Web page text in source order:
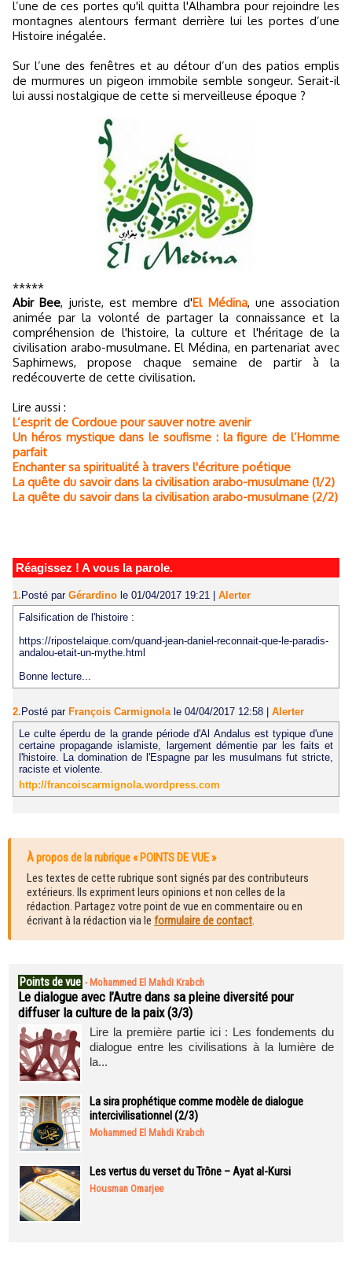
l’une de ces portes qu'il quitta l'Alhambra pour rejoindre les
montagnes alentours fermant derrière lui les portes d’une
Histoire inégalée.
Sur l’une des fenêtres et au détour d’un des patios emplis
de murmures un pigeon immobile semble songeur. Serait-il
lui aussi nostalgique de cette si merveilleuse époque ?
*****
Abir Bee, juriste, est membre d'El Médina, une association
animée par la volonté de partager la connaissance et la
compréhension de l'histoire, la culture et l'héritage de la
civilisation arabo-musulmane. El Médina, en partenariat avec
Saphirnews, propose chaque semaine de partir à la
redécouverte de cette civilisation.
Lire aussi :
L’esprit de Cordoue pour sauver notre avenir
Un héros mystique dans le soufisme : la figure de l’Homme
parfait
Enchanter sa spiritualité à travers l'écriture poétique
La quête du savoir dans la civilisation arabo-musulmane (1/2)
La quête du savoir dans la civilisation arabo-musulmane (2/2)
Réagissez ! A vous la parole.
1. Posté par Gérardino le 01/04/2017 19:21
Alerter
Falsification de l'histoire :
https://ripostelaique.com/quand-jean-daniel-reconnait-que-le-paradis-
andalou-etait-un-mythe.html
Bonne lecture...
2. Posté par François Carmignola le 04/04/2017 12:58
Alerter
Le culte éperdu de la grande période d'Al Andalus est typique d'une
certaine propagande islamiste, largement démentie par les faits et
l'histoire. La domination de l'Espagne par les musulmans fut stricte,
raciste et violente.
http://francoiscarmignola.wordpress.com
À propos de la rubrique « POINTS DE VUE »
Les textes de cette rubrique sont signés par des contributeurs
extérieurs. Ils expriment leurs opinions et non celles de la
rédaction. Partagez votre point de vue en commentaire ou en
écrivant à la rédaction via le formulaire de contact.
Points de vue - Mohammed El Mahdi Krabch
Le dialogue avec l’Autre dans sa pleine diversité pour
diffuser la culture de la paix (3/3)
Lire la première partie ici : Les fondements du
dialogue entre les civilisations à la lumière de
la...
La sira prophétique comme modèle de dialogue
intercivilisationnel (2/3)
Mohammed El Mahdi Krabch
Les vertus du verset du Trône – Ayat al-Kursi
Housman Omarjee